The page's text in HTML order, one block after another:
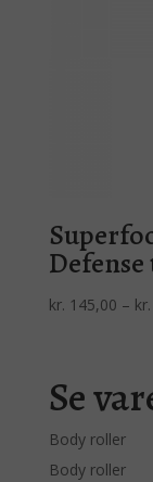
kr. 145,00 – kr.
Se
Body roller
Body roller